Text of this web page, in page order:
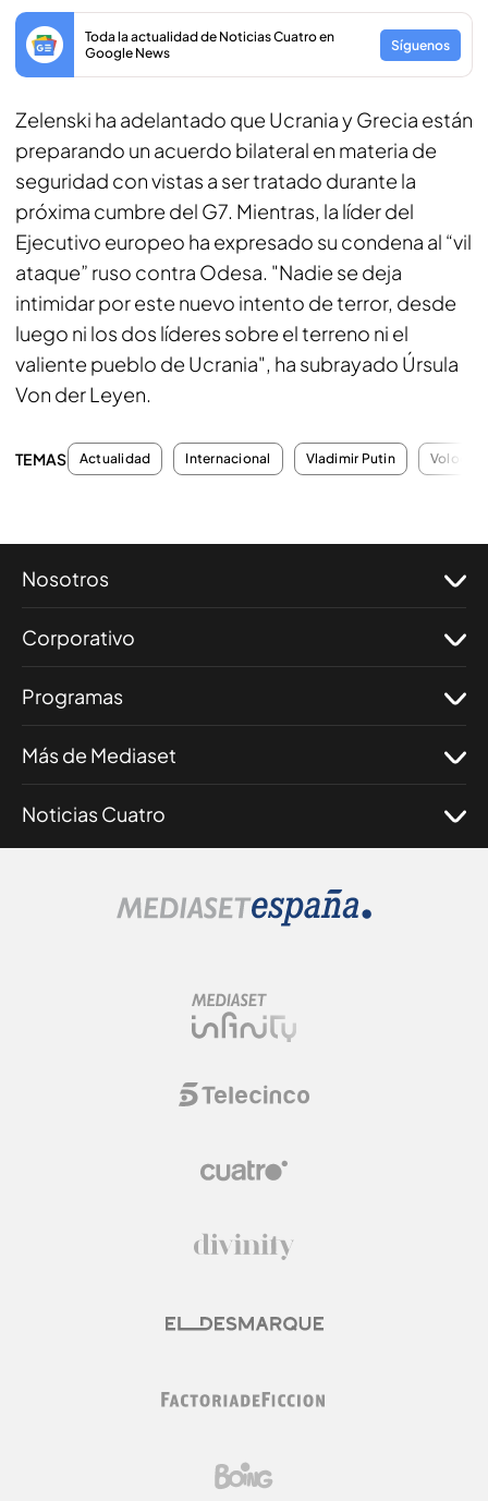
Toda la actualidad de Noticias Cuatro en
Google News
Síguenos
Zelenski ha adelantado que Ucrania y Grecia están
preparando un acuerdo bilateral en materia de
seguridad con vistas a ser tratado durante la
próxima cumbre del G7. Mientras, la líder del
Ejecutivo europeo ha expresado su condena al “vil
ataque” ruso contra Odesa. "Nadie se deja
intimidar por este nuevo intento de terror, desde
luego ni los dos líderes sobre el terreno ni el
valiente pueblo de Ucrania", ha subrayado Úrsula
Von der Leyen.
TEMAS Actualidad Internacional Vladimir Putin
Nosotros
Corporativo
Programas
Más de Mediaset
Noticias Cuatro